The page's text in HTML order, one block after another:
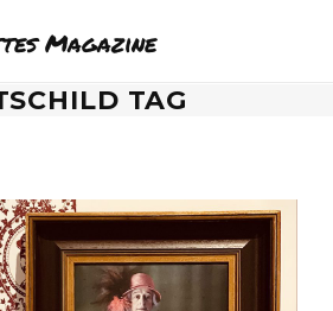
Magazine
TAG